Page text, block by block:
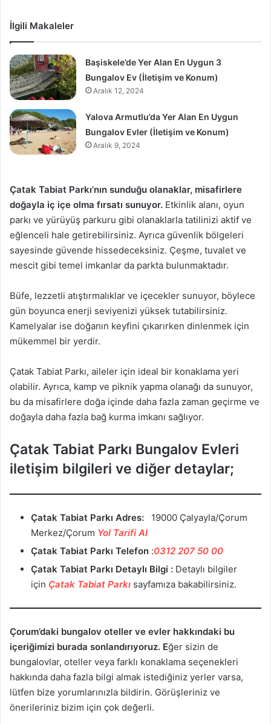
İlgili Makaleler
Başiskele’de Yer Alan En Uygun 3
Bungalov Ev (İletişim ve Konum)
Aralık 12, 2024
Yalova Armutlu’da Yer Alan En Uygun
Bungalov Evler (İletişim ve Konum)
Aralık 9, 2024
Çatak Tabiat Parkı’nın sunduğu olanaklar, misafirlere
doğayla iç içe olma fırsatı sunuyor. Etkinlik alanı, oyun
parkı ve yürüyüş parkuru gibi olanaklarla tatilinizi aktif ve
eğlenceli hale getirebilirsiniz. Ayrıca güvenlik bölgeleri
sayesinde güvende hissedeceksiniz. Çeşme, tuvalet ve
mescit gibi temel imkanlar da parkta bulunmaktadır.
Büfe, lezzetli atıştırmalıklar ve içecekler sunuyor, böylece
gün boyunca enerji seviyenizi yüksek tutabilirsiniz.
Kamelyalar ise doğanın keyfini çıkarırken dinlenmek için
mükemmel bir yerdir.
Çatak Tabiat Parkı, aileler için ideal bir konaklama yeri
olabilir. Ayrıca, kamp ve piknik yapma olanağı da sunuyor,
bu da misafirlere doğa içinde daha fazla zaman geçirme ve
doğayla daha fazla bağ kurma imkanı sağlıyor.
Çatak Tabiat Parkı Bungalov Evleri
iletişim bilgileri ve diğer detaylar;
Çatak Tabiat Parkı Adres: 19000 Çalyayla/Çorum
Merkez/Çorum Yol Tarifi Al
Çatak Tabiat Parkı Telefon :0312 207 50 00
Çatak Tabiat Parkı Detaylı Bilgi : Detaylı bilgiler
için Çatak Tabiat Parkı sayfamıza bakabilirsiniz.
Çorum’daki bungalov oteller ve evler hakkındaki bu
içeriğimizi burada sonlandırıyoruz. Eğer sizin de
bungalovlar, oteller veya farklı konaklama seçenekleri
hakkında daha fazla bilgi almak istediğiniz yerler varsa,
lütfen bize yorumlarınızla bildirin. Görüşleriniz ve
önerileriniz bizim için çok değerli.